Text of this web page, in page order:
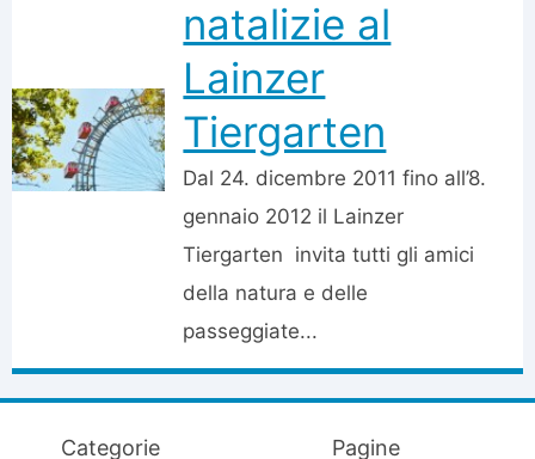
natalizie al
Lainzer
Tiergarten
Dal 24. dicembre 2011 fino all’8.
gennaio 2012 il Lainzer
Tiergarten invita tutti gli amici
della natura e delle
passeggiate...
Categorie Pagine